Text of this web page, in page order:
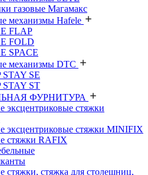
газовые Магамакс
механизмы Hafele
FLAP
FOLD
SPACE
механизмы DTC
STAY SE
STAY ST
ФУРНИТУРА
эксцентриковые стяжки
эксцентриковые стяжки MINIFIX
стяжки RAFIX
стяжки, стяжка для столешниц,